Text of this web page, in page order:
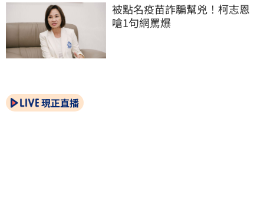
被點名疫苗詐騙幫兇！柯志恩
嗆1句網罵爆
現正直播